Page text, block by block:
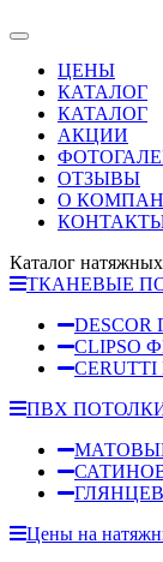
ЦЕНЫ
КАТАЛОГ
КАТАЛОГ
АКЦИИ
ОТЗЫВЫ
О
Каталог
ТКАНЕВЫЕ
CLIPSO
ПВХ
Цены на